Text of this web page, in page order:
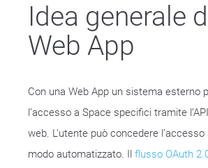
Idea generale
Web App
Con una Web App un sistema esterno
l’accesso a Space specifici tramite
web. L’utente può concedere
modo automatizzato. Il flusso OAuth